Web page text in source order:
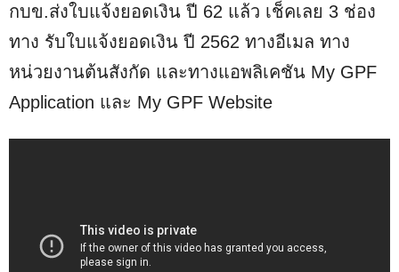
กบข.ส่งใบแจ้งยอดเงิน ปี 62 แล้ว เช็คเลย 3 ช่อง
ทาง รับใบแจ้งยอดเงิน ปี 2562 ทางอีเมล ทาง
หน่วยงานต้นสังกัด และทางแอพลิเคชัน My GPF
Application และ My GPF Website